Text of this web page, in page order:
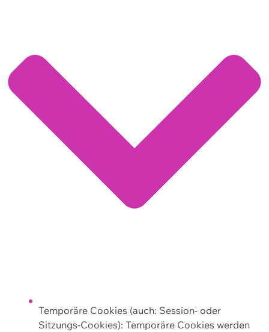
Temporäre Cookies (auch: Session- oder
Sitzungs-Cookies): Temporäre Cookies werden